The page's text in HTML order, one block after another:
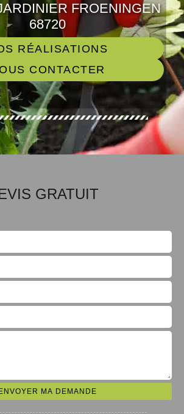
FROENINGEN
68720
RÉALISATIONS
CONTACTER
GRATUIT